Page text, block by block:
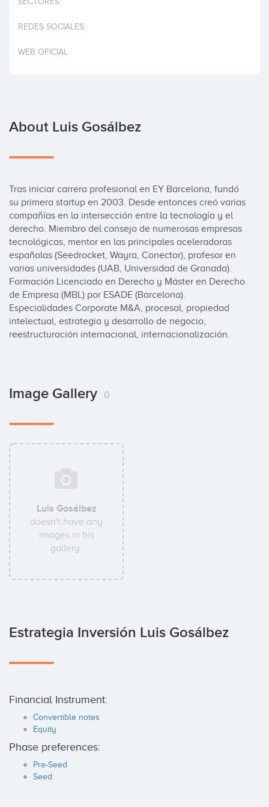
REDES SOCIALES
WEB OFICIAL
About Luis Gosálbez
Tras iniciar carrera profesional en EY Barcelona, fundó
su primera startup en 2003. Desde entonces creó varias
compañías en la intersección entre la tecnología y el
derecho. Miembro del consejo de numerosas empresas
tecnológicas, mentor en las principales aceleradoras
españolas (Seedrocket, Wayra, Conector), profesor en
varias universidades (UAB, Universidad de Granada).
Formación Licenciado en Derecho y Máster en Derecho
de Empresa (MBL) por ESADE (Barcelona).
Especialidades Corporate M&A, procesal, propiedad
intelectual, estrategia y desarrollo de negocio,
reestructuración internacional, internacionalización.
Image Gallery 0
Luis Gosálbez
doesn't have any
images in his
gallery.
Estrategia Inversión Luis Gosálbez
Financial Instrument:
Convertible notes
Equity
Phase preferences:
Pre-Seed
Seed